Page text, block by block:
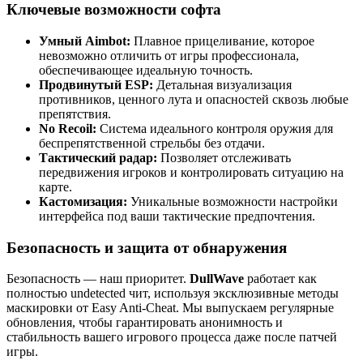
Ключевые возможности софта
Умный Aimbot: Плавное прицеливание, которое
невозможно отличить от игры профессионала,
обеспечивающее идеальную точность.
Продвинутый ESP: Детальная визуализация
противников, ценного лута и опасностей сквозь любые
препятствия.
No Recoil: Система идеального контроля оружия для
беспрепятственной стрельбы без отдачи.
Тактический радар: Позволяет отслеживать
передвижения игроков и контролировать ситуацию на
карте.
Кастомизация: Уникальные возможности настройки
интерфейса под ваши тактические предпочтения.
Безопасность и защита от обнаружения
Безопасность — наш приоритет. DullWave работает как
полностью undetected чит, используя эксклюзивные методы
маскировки от Easy Anti-Cheat. Мы выпускаем регулярные
обновления, чтобы гарантировать анонимность и
стабильность вашего игрового процесса даже после патчей
игры.